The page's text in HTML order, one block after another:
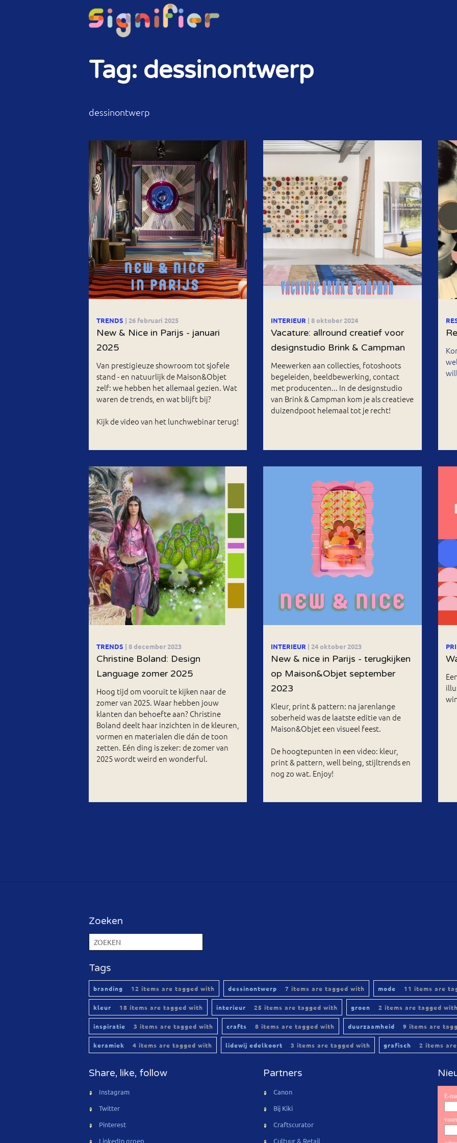
NIEUWSBRIEF
OP DE AGENDA
Tag: dessinontwerp
dessinontwerp
TRENDS | 26 februari 2025
New & Nice in Parijs - januari
2025
Van prestigieuze showroom tot sjofele
stand - en natuurlijk de Maison&Objet
zelf: we hebben het allemaal gezien. Wat
waren de trends, en wat blijft bij?
Kijk de video van het lunchwebinar terug!
INTERIEUR | 8 oktober 2024
Vacature: allround creatief voor
designstudio Brink & Campman
Meewerken aan collecties, fotoshoots
begeleiden, beeldbewerking, contact
met producenten... In de designstudio
van Brink & Campman kom je als creatieve
duizendpoot helemaal tot je recht!
TRENDS | 8 december 2023
Christine Boland: Design
Language zomer 2025
Hoog tijd om vooruit te kijken naar de
zomer van 2025. Waar hebben jouw
klanten dan behoefte aan? Christine
Boland deelt haar inzichten in de kleuren,
vormen en materialen die dán de toon
zetten. Eén ding is zeker: de zomer van
2025 wordt weird en wonderful.
INTERIEUR | 24 oktober 2023
New & nice in Parijs - terugkijken
op Maison&Objet september
2023
Kleur, print & pattern: na jarenlange
soberheid was de laatste editie van de
Maison&Objet een visueel feest.
De hoogtepunten in een video: kleur,
print & pattern, well being, stijltrends en
nog zo wat. Enjoy!
Zoeken
Tags
branding 12 items are tagged with dessinontwerp 7 items are tagged with mode 11 items are
kleur 18 items are tagged with interieur 25 items are tagged with groen 2 items are tagged with
inspiratie 3 items are tagged with crafts 8 items are tagged with duurzaamheid 9 items are
keramiek 4 items are tagged with lidewij edelkoort 3 items are tagged with grafisch 2 items
Share, like, follow
Instagram
Twitter
Pinterest
LinkedIn groep
Partners
Canon
Bij Kiki
Craftscurator
Cultuur & Retail